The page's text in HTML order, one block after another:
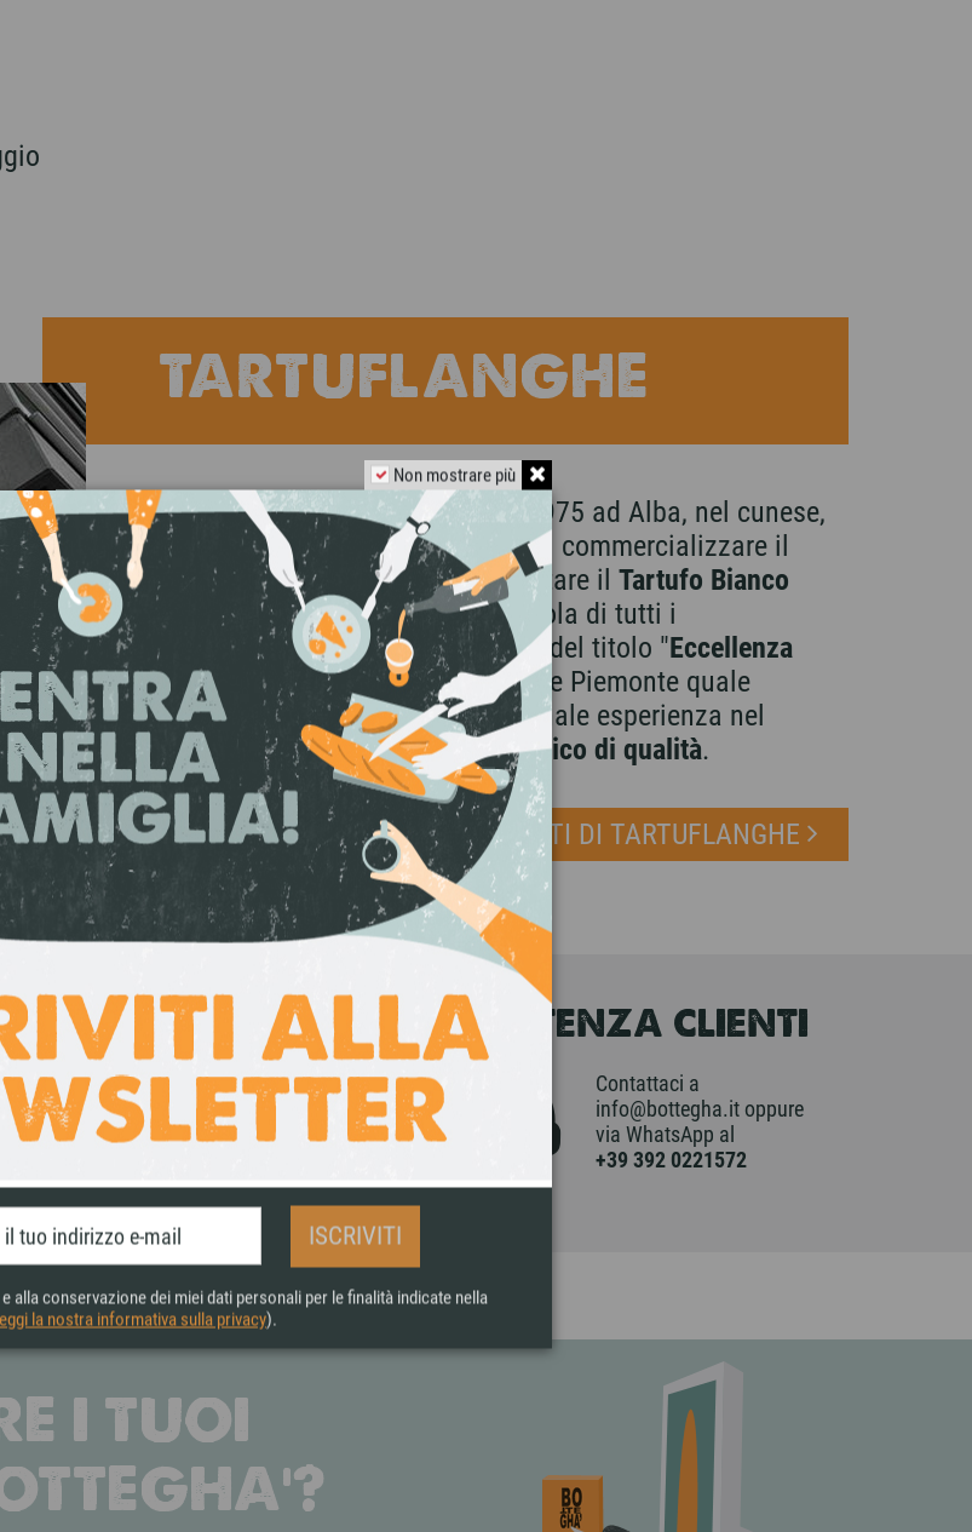
TARTUFLANGHE
Il brand Tartuflanghe
nasce nel 1975 ad Alba, nel cunese,
dal sogno di Beppe e Domenica di commercializzare il
tartufo frescodel Piemonte e portare il Tartufo Bianco
d’Alba in tutto il mondo, sulla tavola di tutti i
giorni.
L’azienda si fregia da anni del titolo "Eccellenza
Artigiana", rilasciato dalla Regione Piemonte quale
riconoscimento della sua trentennale esperienza nel
mondo dell’artigianato gastronomico di qualità.
TUTTI I PRODOTTI DI TARTUFLANGHE
SICURI
Accettiamo pagamenti
tramite bonifico bancario,
carta di credito, Paypal e
ASSISTENZA CLIENTI
Contattaci a
info@bottegha.it oppure
via WhatsApp al
+39 392 0221572
I TUOI
Non mostrare più
ISCRIVITI
alla conservazione dei miei dati personali per le finalità indicate nella
la nostra informativa sulla privacy).